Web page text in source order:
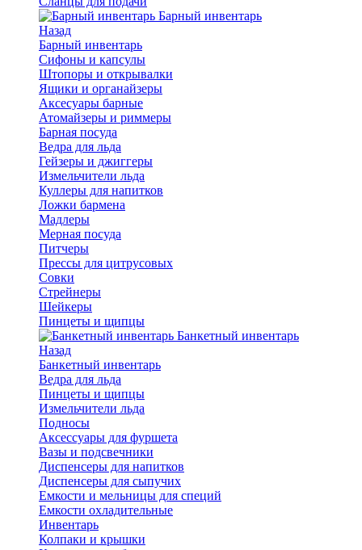
Барный инвентарь
Назад
Барный инвентарь
Сифоны и капсулы
Штопоры и открывалки
Ящики и органайзеры
Аксесуары барные
Атомайзеры и риммеры
Барная посуда
Ведра для льда
Гейзеры и джиггеры
Измельчители льда
Куллеры для напитков
Ложки бармена
Мадлеры
Мерная посуда
Питчеры
Прессы для цитрусовых
Совки
Стрейнеры
Шейкеры
Пинцеты и щипцы
Банкетный инвентарь
Назад
Банкетный инвентарь
Ведра для льда
Пинцеты и щипцы
Измельчители льда
Подносы
Аксессуары для фуршета
Вазы и подсвечники
Диспенсеры для напитков
Диспенсеры для сыпучих
Емкости и мельницы для специй
Емкости охладительные
Инвентарь
Колпаки и крышки